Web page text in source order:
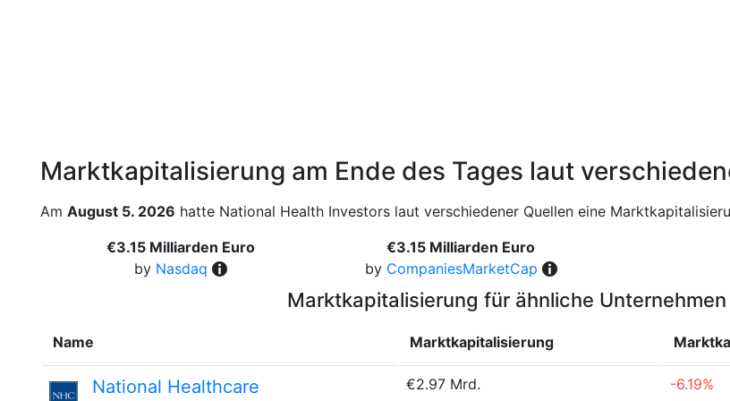
Marktkapitalisierung am Ende des Tages laut
Am August 5. 2026 hatte National Health Investors laut verschiedener Quellen eine
€3.15 Milliarden Euro
by Nasdaq
€3.15 Milliarden Euro
by CompaniesMarketCap
Marktkapitalisierung für ähnliche
Name Marktkapitalisierung
National Healthcare €2.97 Mrd. -6.19%